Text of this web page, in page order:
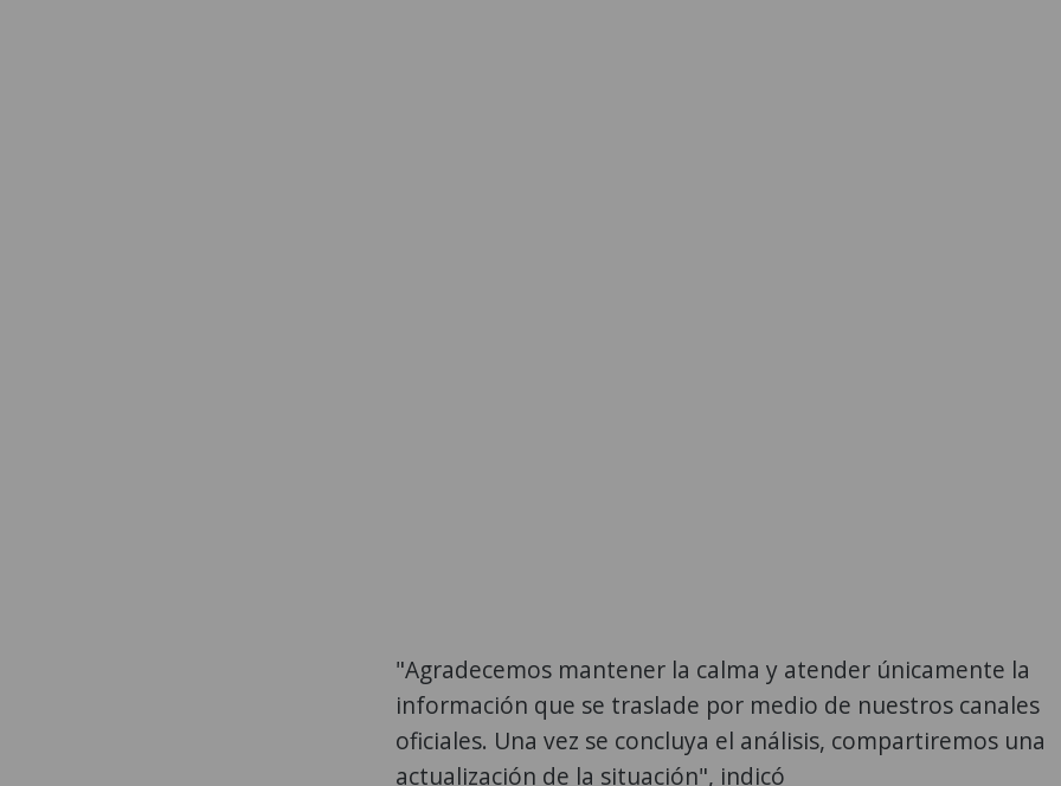
"Agradecemos mantener la calma y atender únicamente la
información que se traslade por medio de nuestros canales
oficiales. Una vez se concluya el análisis, compartiremos una
actualización de la situación", indicó